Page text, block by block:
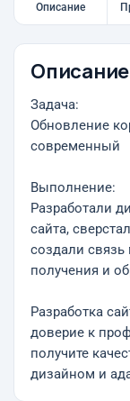
Описание
Описание
Задача:
Обновление
современный
Выполнение:
Разработали
сайта,
создали
получения и
Разработка
доверие к
получите
дизайном и